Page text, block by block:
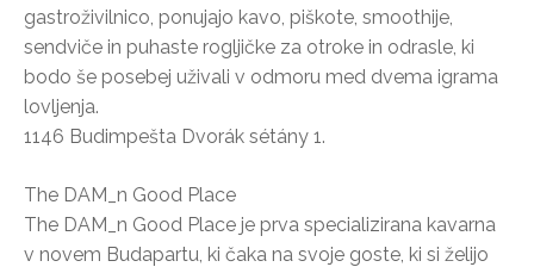
gastroživilnico, ponujajo kavo, piškote, smoothije,
sendviče in puhaste rogljičke za otroke in odrasle, ki
bodo še posebej uživali v odmoru med dvema igrama
lovljenja.
1146 Budimpešta Dvorák sétány 1.
The DAM_n Good Place
The DAM_n Good Place je prva specializirana kavarna
v novem Budapartu, ki čaka na svoje goste, ki si želijo